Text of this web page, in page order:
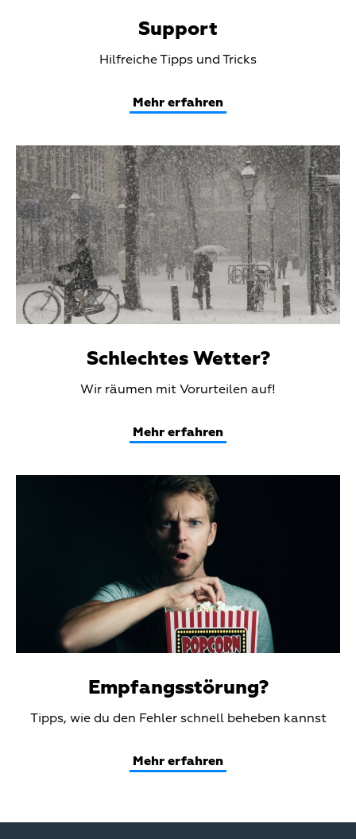
Support
Hilfreiche Tipps und Tricks
Mehr erfahren
Teaser
Media
Schlechtes Wetter?
Wir räumen mit Vorurteilen auf!
Mehr erfahren
Empfangsstörung?
Teaser
Tipps, wie du den Fehler schnell beheben kannst
Mehr erfahren